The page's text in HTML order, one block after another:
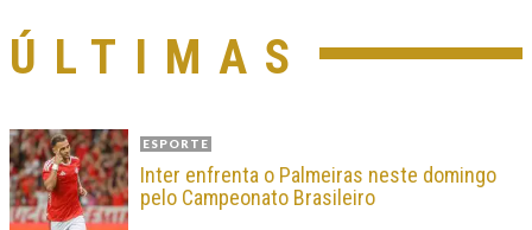
ÚLTIMAS
ESPORTE
Inter enfrenta o Palmeiras neste domingo
pelo Campeonato Brasileiro